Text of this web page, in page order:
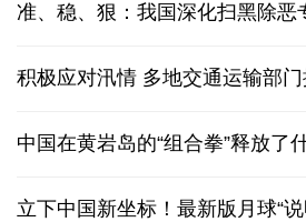
准、稳、狠：我国深化扫黑除恶
积极应对汛情 多地交通运输部
中国在黄岩岛的“组合拳”释放了
立下中国新坐标！最新版月球“